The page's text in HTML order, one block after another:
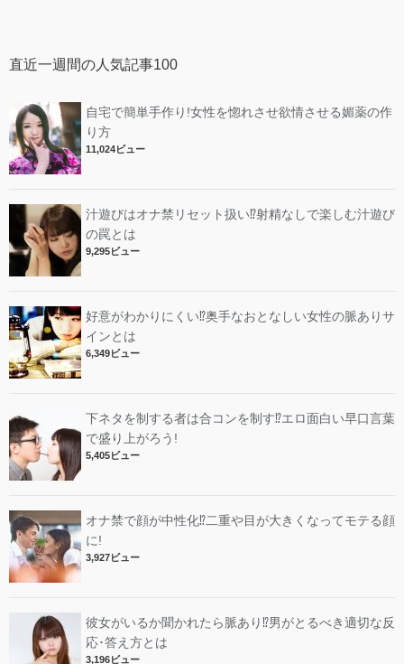
直近一週間の人気記事100
自宅で簡単手作り!女性を惚れさせ欲情させる媚薬の作
り方
11,024ビュー
汁遊びはオナ禁リセット扱い⁉︎射精なしで楽しむ汁遊び
の罠とは
9,295ビュー
好意がわかりにくい⁉︎奥手なおとなしい女性の脈ありサ
インとは
6,349ビュー
下ネタを制する者は合コンを制す⁉︎エロ面白い早口言葉
で盛り上がろう!
5,405ビュー
オナ禁で顔が中性化⁉︎二重や目が大きくなってモテる顔
に!
3,927ビュー
彼女がいるか聞かれたら脈あり⁉︎男がとるべき適切な反
応･答え方とは
3,196ビュー